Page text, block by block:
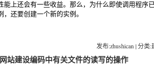
能上还会有一些收益。那么，为什么即使调用程序
，还要创建一个新的实例。
发布:zhushican | 分类
网站建设编码中有关文件的读写的操作